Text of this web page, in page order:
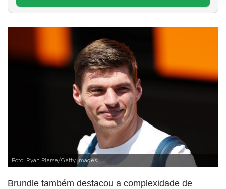
Foto: Ryan Pierse/Getty Images
Brundle também destacou a complexidade de